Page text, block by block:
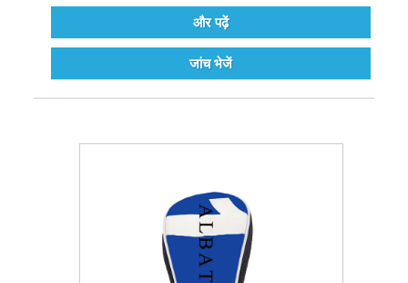
और पढ़ें
जांच भेजें